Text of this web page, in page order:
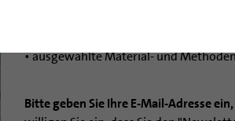
• Neuigkeiten aus dem Bistum
• ausgewählte Material- und
Bitte geben Sie Ihre E-Mail-Adresse